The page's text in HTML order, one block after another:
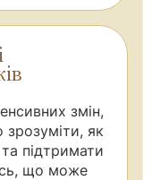
змін,
як
підтримати
що може